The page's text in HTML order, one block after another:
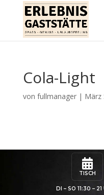
Cola-Light
von fullmanager| März

TISCH
DI – SO 11:30 –